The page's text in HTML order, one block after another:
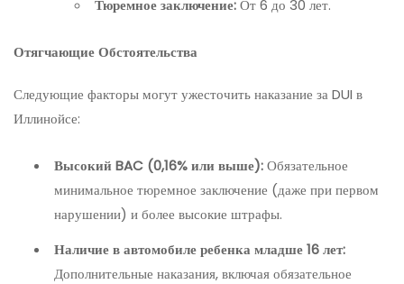
Тюремное заключение:От 6 до 30 лет.
Отягчающие Обстоятельства
Следующие факторы могут ужесточить наказание за DUI в
Иллинойсе:
Высокий BAC (0,16% или выше):Обязательное
минимальное тюремное заключение (даже при первом
нарушении) и более высокие штрафы.
Наличие в автомобиле ребенка младше 16 лет:
Дополнительные наказания, включая обязательное